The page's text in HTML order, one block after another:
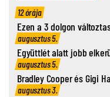
12 órája
Ezen a 3 dolgon
augusztus 5.
Együttlét alatt jobb
augusztus 5.
Bradley Cooper és Gigi
augusztus 3.